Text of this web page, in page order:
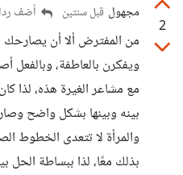
2
مجهول قبل سنتين أضف ردا
من المفترض ألا أن يصارحك
ويفكرن بالعاطفة، وبالفعل
مع مشاعر الغيرة هذه، لذا
بينه وبينها بشكل واضح
والمرأة لا تتعدى الخطوط
بذلك معًا، لذا ببساطة